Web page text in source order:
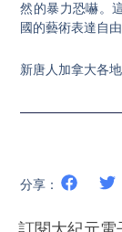
然的暴力恐嚇。
國的藝術表達自由
新唐人加拿大各
分享：